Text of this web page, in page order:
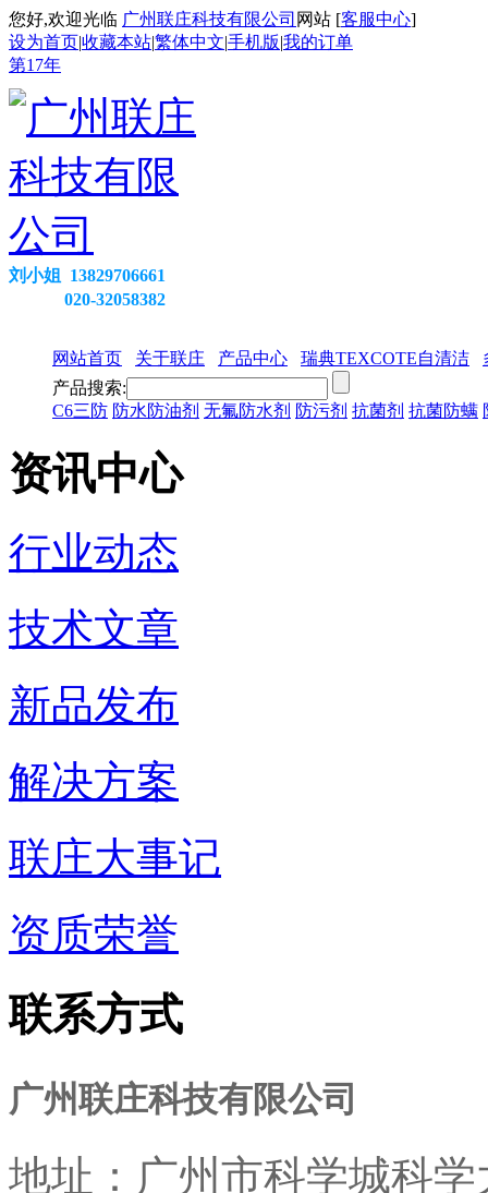
您好,欢迎光临 广州联庄科技有限公司 网站 [客服中心]
设为首页|收藏本站|繁体中文|手机版|我的订单
第17年
刘小姐 13829706661
020-32058382
网站首页 关于联庄 产品中心 瑞典TEXCOTE自清洁
产品搜索:
C6三防 防水防油剂 无氟防水剂 防污剂 抗菌剂 抗菌防螨
资讯中心
行业动态
技术文章
新品发布
解决方案
联庄大事记
资质荣誉
联系方式
广州联庄科技有限公司
地址： 广州市科学城科